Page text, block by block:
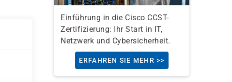
Einführung in die Cisco CCST-
Zertifizierung: Ihr Start in IT,
Netzwerk und Cybersicherheit.
ERFAHREN SIE MEHR >>